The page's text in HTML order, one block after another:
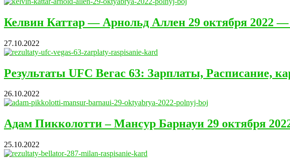
Келвин Каттар — Арнольд Аллен 29 октября 2022
27.10.2022
Результаты UFC Вегас 63: Зарплаты, Расписание,
26.10.2022
Адам Пикколотти – Мансур Барнауи 29 октября
25.10.2022